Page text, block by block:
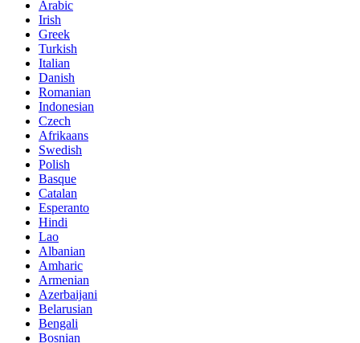
Arabic
Irish
Greek
Turkish
Italian
Danish
Romanian
Indonesian
Czech
Afrikaans
Swedish
Polish
Basque
Catalan
Esperanto
Hindi
Lao
Albanian
Amharic
Armenian
Azerbaijani
Belarusian
Bengali
Bosnian